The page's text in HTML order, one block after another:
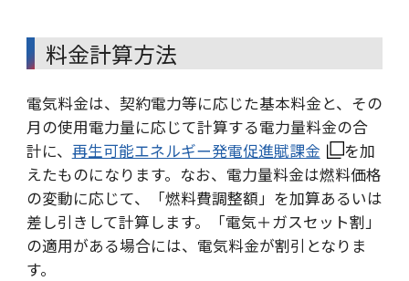
料金計算方法
電気料金は、契約電力等に応じた基本料金と、その
月の使用電力量に応じて計算する電力量料金の合
計に、 再生可能エネルギー発電促進賦課金
を加
えたものになります。なお、電力量料金は燃料価格
の変動に応じて、「燃料費調整額」を加算あるいは
差し引きして計算します。「電気＋ガスセット割」
の適用がある場合には、電気料金が割引となりま
す。